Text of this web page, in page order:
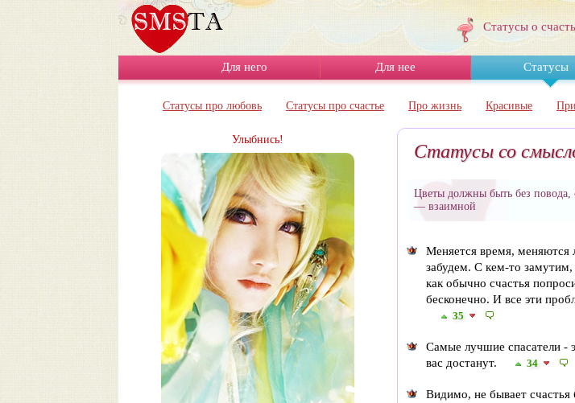
Статусы о
Для него Для нее Статусы
Статусы про любовь Статусы про счастье Про жизнь Красивые
Статусы со
Цветы должны быть без
— взаимной
​Меняется время, меняются
забудем. С кем-то
как обычно счастья
бесконечно. И все эти
35
Самые лучшие спасатели -
вас достанут.
34
Видимо, не бывает счастья
Улыбнись!